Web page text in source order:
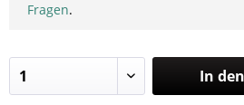
Fragen.
In den